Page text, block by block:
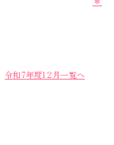
令和7年度12月一覧へ